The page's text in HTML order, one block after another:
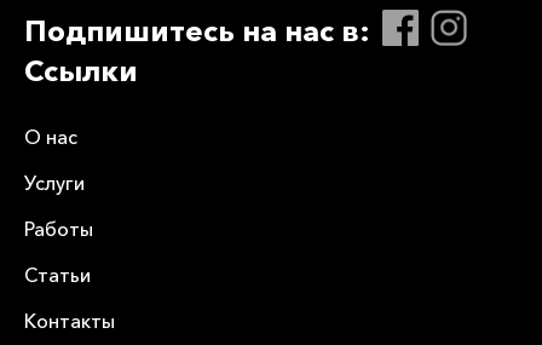
Подпишитесь на нас в:
Ссылки
О нас
Услуги
Работы
Статьи
Контакты